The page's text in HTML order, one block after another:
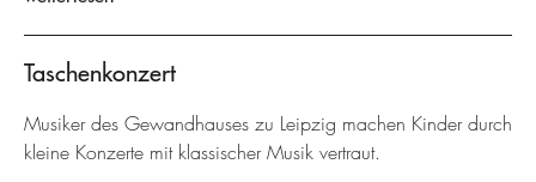
Taschenkonzert
Musiker des Gewandhauses zu Leipzig machen Kinder durch
kleine Konzerte mit klassischer Musik vertraut.